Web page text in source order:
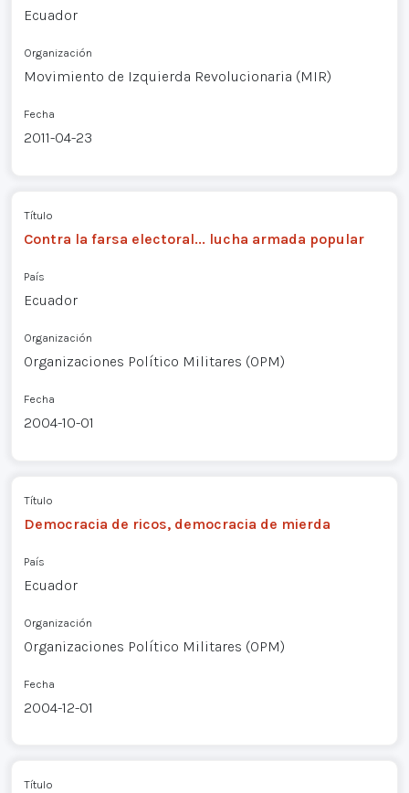
Ecuador
Organización
Movimiento de Izquierda Revolucionaria (MIR)
Fecha
2011-04-23
Título
Contra la farsa electoral... lucha armada popular
País
Ecuador
Organización
Organizaciones Político Militares (OPM)
Fecha
2004-10-01
Título
Democracia de ricos, democracia de mierda
País
Ecuador
Organización
Organizaciones Político Militares (OPM)
Fecha
2004-12-01
Título